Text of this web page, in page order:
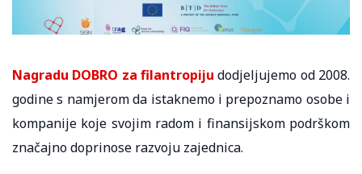
Nagradu DOBRO za filantropiju dodjeljujemo od 2008.
godine s namjerom da istaknemo i prepoznamo osobe i
kompanije koje svojim radom i finansijskom podrškom
značajno doprinose razvoju zajednica.